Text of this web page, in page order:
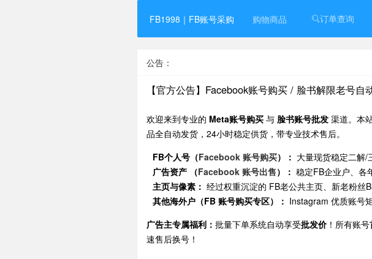
FB1998｜FB账号采购 购物商品 订单查询
公告：
【官方公告】Facebook账号购买 / 脸书解限老号自
欢迎来到专业的 Meta账号购买 与 脸书账号批发 渠道。本
品全自动发货，24小时稳定供货，带专业技术售后。
FB个人号（Facebook 账号购买）： 大量现货稳定二解/
广告资产 （Facebook 账号出售）： 稳定FB企业户、各
主页与像素： 经过权重沉淀的 FB老公共主页、新老粉丝
其他海外户（FB 账号购买专区）： Instagram 优质账号矩
广告主专属福利： 批量下单系统自动享受批发价！所有账号
速售后换号！